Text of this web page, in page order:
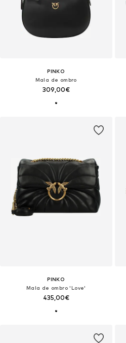
PINKO
Mala de ombro
309,00€
PINKO
Mala de ombro 'Love'
435,00€